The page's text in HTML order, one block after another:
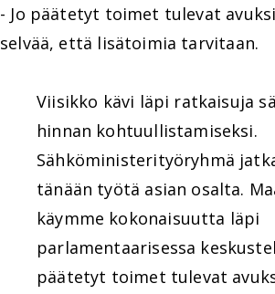
- Jo päätetyt toimet tulevat
selvää, että lisätoimia tarvitaan.
Viisikko kävi läpi ratkaisuja
hinnan kohtuullistamiseksi.
Sähköministerityöryhmä
tänään työtä asian osalta.
käymme kokonaisuutta läpi
parlamentaarisessa
päätetyt toimet tulevat